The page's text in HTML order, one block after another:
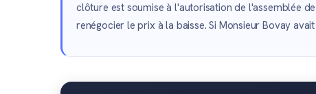
clôture est soumise à l'autorisation de l'assemblée
renégocier le prix à la baisse. Si Monsieur Bovay